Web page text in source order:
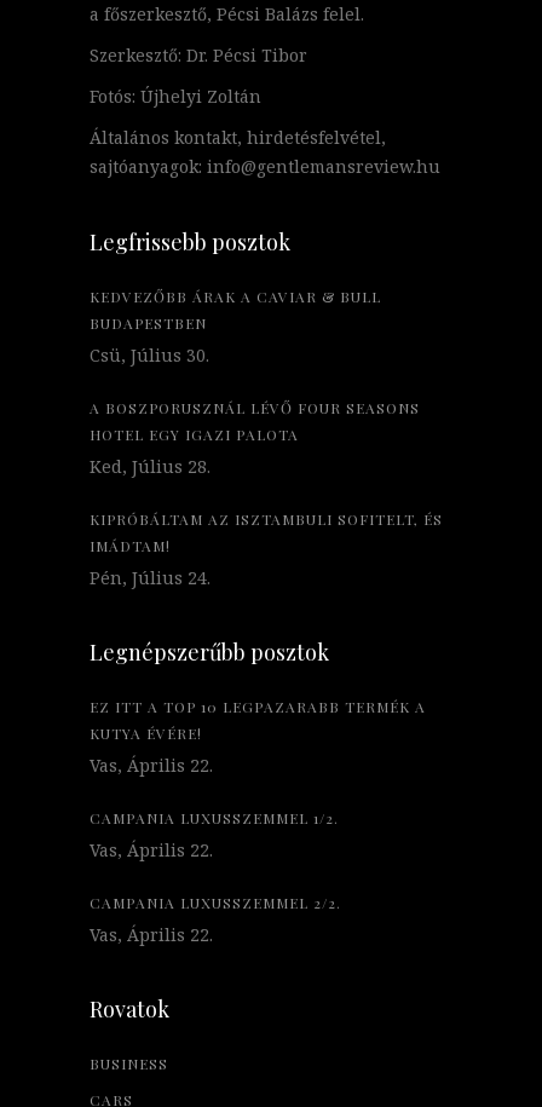
a főszerkesztő, Pécsi Balázs felel.
Szerkesztő: Dr. Pécsi Tibor
Fotós: Újhelyi Zoltán
Általános kontakt, hirdetésfelvétel,
sajtóanyagok: info@gentlemansreview.hu
Legfrissebb posztok
KEDVEZŐBB ÁRAK A CAVIAR & BULL
BUDAPESTBEN
Csü, Július 30.
A BOSZPORUSZNÁL LÉVŐ FOUR SEASONS
HOTEL EGY IGAZI PALOTA
Ked, Július 28.
KIPRÓBÁLTAM AZ ISZTAMBULI SOFITELT, ÉS
IMÁDTAM!
Pén, Július 24.
Legnépszerűbb posztok
EZ ITT A TOP 10 LEGPAZARABB TERMÉK A
KUTYA ÉVÉRE!
Vas, Április 22.
CAMPANIA LUXUSSZEMMEL 1/2.
Vas, Április 22.
CAMPANIA LUXUSSZEMMEL 2/2.
Vas, Április 22.
Rovatok
BUSINESS
CARS